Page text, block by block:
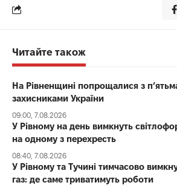
Читайте також
На Рівненщині попрощалися з
захисниками України
09:00, 7.08.2026
У Рівному на день вимкнуть
на одному з перехресть
08:40, 7.08.2026
У Рівному та Тучині тимчасово
газ: де саме триватимуть роботи